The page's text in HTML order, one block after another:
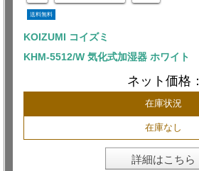
送料無料
KOIZUMI コイズミ
KHM-5512/W 気化式加湿器 ホワイト
ネット価格：
在庫状況
在庫なし
詳細はこちら